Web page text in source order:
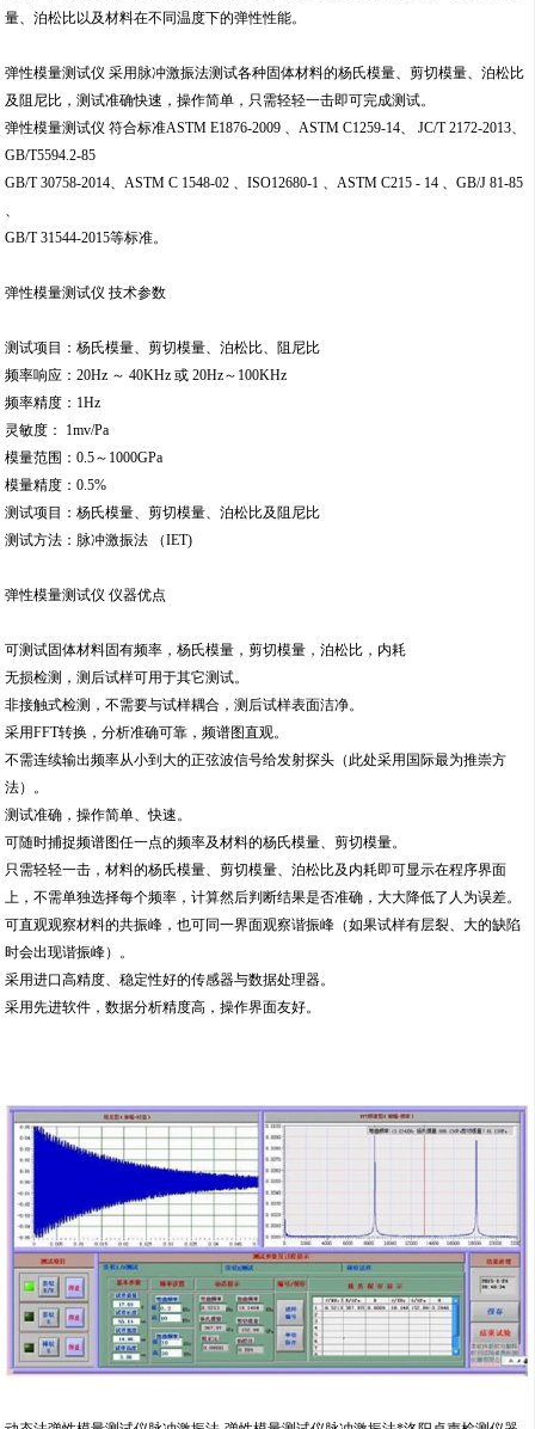
量、泊松比以及材料在不同温度下的弹性性能。
弹性模量测试仪 采用脉冲激振法测试各种固体材料的杨氏模量、剪切模量、泊松比
及阻尼比，测试准确快速，操作简单，只需轻轻一击即可完成测试。
弹性模量测试仪 符合标准ASTM E1876-2009 、ASTM C1259-14、 JC/T 2172-2013、
GB/T5594.2-85
GB/T 30758-2014、ASTM C 1548-02 、ISO12680-1 、ASTM C215 - 14 、GB/J 81-85
、
GB/T 31544-2015等标准。
弹性模量测试仪 技术参数
测试项目：杨氏模量、剪切模量、泊松比、阻尼比
频率响应：20Hz ～ 40KHz 或 20Hz～100KHz
频率精度：1Hz
灵敏度： 1mv/Pa
模量范围：0.5～1000GPa
模量精度：0.5%
测试项目：杨氏模量、剪切模量、泊松比及阻尼比
测试方法：脉冲激振法 （IET)
弹性模量测试仪 仪器优点
可测试固体材料固有频率，杨氏模量，剪切模量，泊松比，内耗
无损检测，测后试样可用于其它测试。
非接触式检测，不需要与试样耦合，测后试样表面洁净。
采用FFT转换，分析准确可靠，频谱图直观。
不需连续输出频率从小到大的正弦波信号给发射探头（此处采用国际最为推崇方
法）。
测试准确，操作简单、快速。
可随时捕捉频谱图任一点的频率及材料的杨氏模量、剪切模量。
只需轻轻一击，材料的杨氏模量、剪切模量、泊松比及内耗即可显示在程序界面
上，不需单独选择每个频率，计算然后判断结果是否准确，大大降低了人为误差。
可直观观察材料的共振峰，也可同一界面观察谐振峰（如果试样有层裂、大的缺陷
时会出现谐振峰）。
采用进口高精度、稳定性好的传感器与数据处理器。
采用先进软件，数据分析精度高，操作界面友好。